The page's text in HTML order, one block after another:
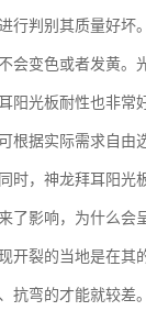
行判别其质量好坏
会变色或者发黄。
阳光板耐性也非常
根据实际需求自由
时，神龙拜耳阳
了影响，为什么会
开裂的当地是在其
抗弯的才能就较差